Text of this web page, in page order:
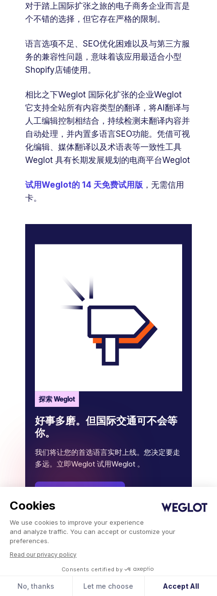
Cookies
We use cookies to improve your experience
and analyze traffic. You can accept or customize your
preferences.
Read our privacy policy
Consents certified by
No, thanks Let me choose Accept All
对于踏上国际扩张之旅的电子商务企业而言是
个不错的选择，但它存在严格的限制。
语言选项不足、SEO优化困难以及与第三方服
务的兼容性问题，意味着该应用最适合小型
Shopify店铺使用。
相比之下Weglot 国际化扩张的企业Weglot
它支持全站所有内容类型的翻译，将AI翻译与
人工编辑控制相结合，持续检测未翻译内容并
自动处理，并内置多语言SEO功能。凭借可视
化编辑、媒体翻译以及术语表等一致性工具
Weglot 具有长期发展规划的电商平台Weglot
试用Weglot的 14 天免费试用版 ，无需信用
卡。
探索 Weglot
好事多磨。但国际交通可不会等
你。
我们将让您的首选语言实时上线。您决定要走
多远。立即Weglot 试用Weglot 。